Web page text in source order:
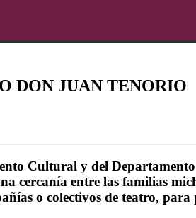
DON JUAN TENORIO
Cultural y del
cercanía entre las familias
o colectivos de teatro,